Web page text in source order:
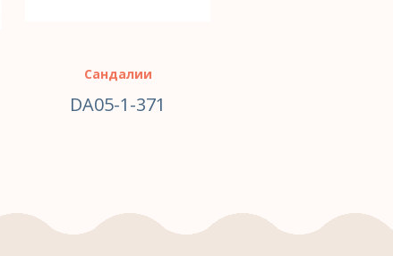
Сандалии
DA05-1-371